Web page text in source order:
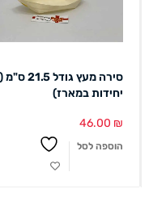
יחידות במארז)
46.00 ₪
הוספה לסל